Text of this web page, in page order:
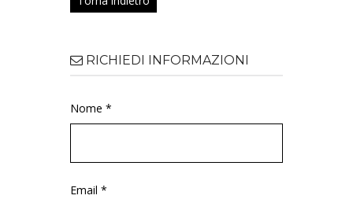
RICHIEDI INFORMAZIONI
Nome *
Email *